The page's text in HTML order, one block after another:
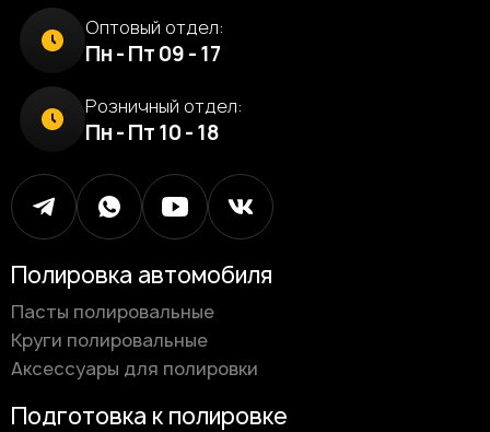
Оптовый отдел:
Пн - Пт 09 - 17
Розничный отдел:
Пн - Пт 10 - 18
Полировка автомобиля
Пасты полировальные
Круги полировальные
Аксессуары для полировки
Подготовка к полировке